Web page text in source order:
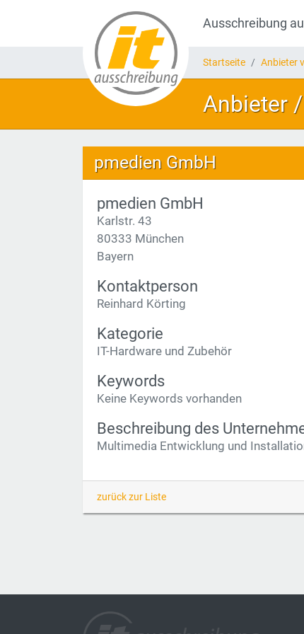
Ausschreibung
Startseite Anbieter
Anbieter
pmedien GmbH
pmedien GmbH
Karlstr. 43
80333 München
Bayern
Kontaktperson
Reinhard Körting
Kategorie
IT-Hardware und Zubehör
Keywords
Keine Keywords vorhanden
Beschreibung des
Multimedia Entwicklung und
zurück zur Liste